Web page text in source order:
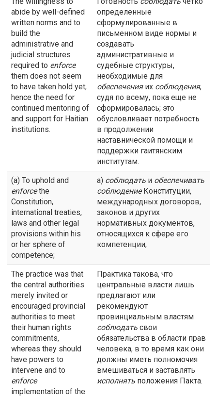
abide by well-defined
written norms and to
build the
administrative and
judicial structures
required to enforce
them does not seem
to have taken hold yet;
hence the need for
continued mentoring of
and support for Haitian
institutions.
определенные
сформулированные в
письменном виде нормы и
создавать
административные и
судебные структуры,
необходимые для
обеспеченияих соблюдения,
судя по всему, пока еще не
сформировалась; это
обусловливает потребность
в продолжении
наставнической помощи и
поддержки гаитянским
институтам.
(a) To uphold and
enforcethe
Constitution,
international treaties,
laws and other legal
provisions within his
or her sphere of
competence;
а) соблюдать и обеспечивать
соблюдениеКонституции,
международных договоров,
законов и других
нормативных документов,
относящихся к сфере его
компетенции;
The practice was that
the central authorities
merely invited or
encouraged provincial
authorities to meet
their human rights
commitments,
whereas they should
have powers to
intervene and to
enforce
implementation of the
Практика такова, что
центральные власти лишь
предлагают или
рекомендуют
провинциальным властям
соблюдать свои
обязательства в области прав
человека, в то время как они
должны иметь полномочия
вмешиваться и заставлять
исполнять положения Пакта.